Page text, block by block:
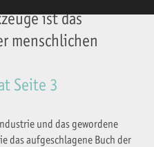
ist das
menschlichen
Seite 3
und das gewordene
das aufgeschlagene Buch der